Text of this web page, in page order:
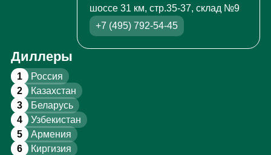
шоссе 31 км, стр.35-37, склад №9
+7 (495) 792-54-45
Диллеры
1 Россия
2 Казахстан
3 Беларусь
4 Узбекистан
5 Армения
6 Киргизия